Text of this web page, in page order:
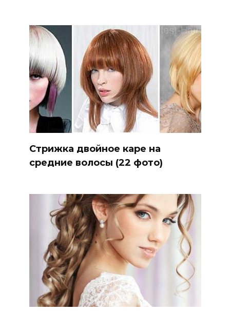
Стрижка двойное каре на
средние волосы (22 фото)